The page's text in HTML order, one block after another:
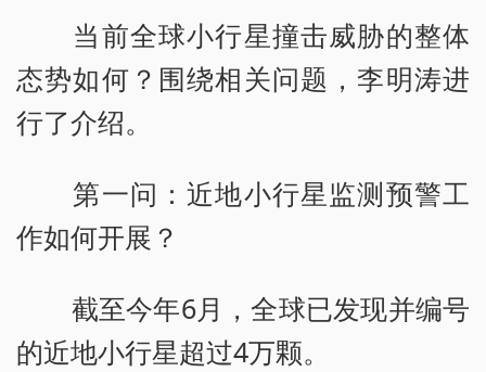
当前全球小行星撞击威胁的整体
态势如何？围绕相关问题，李明涛进
行了介绍。
第一问：近地小行星监测预警工
作如何开展？
截至今年6月，全球已发现并编号
的近地小行星超过4万颗。